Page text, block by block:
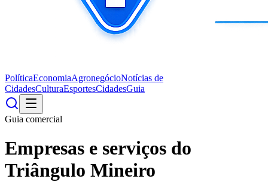
PolíticaEconomiaAgronegócioNotícias de
CidadesCulturaEsportesCidadesGuia
Guia comercial
Empresas e serviços do
Triângulo Mineiro